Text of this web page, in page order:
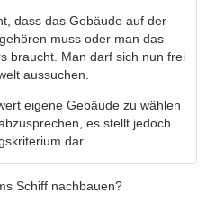
dass das Gebäude auf der
muss oder man das
braucht. Man darf sich nun frei
aussuchen.
eigene Gebäude zu wählen
es stellt jedoch
dar.
Schiff nachbauen?